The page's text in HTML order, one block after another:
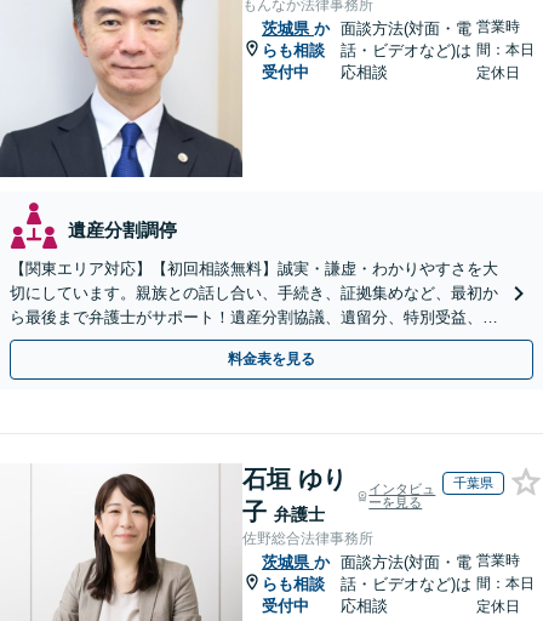
もんなか法律事務所
茨城県 か
らも相談
受付中
面談方法(対面・電
話・ビデオなど)は
応相談
営業時
間：本日
定休日
遺産分割調停
【関東エリア対応】【初回相談無料】誠実・謙虚・わかりやすさを大
切にしています。親族との話し合い、手続き、証拠集めなど、最初か
ら最後まで弁護士がサポート！遺産分割協議、遺留分、特別受益、使
い込み、相続放棄など、お任せ【弁護士歴15年以上】
料金表を見る
石垣 ゆり
子 弁護士
インタビュ
ーを見る
千葉県
佐野総合法律事務所
茨城県 か
らも相談
受付中
面談方法(対面・電
話・ビデオなど)は
応相談
営業時
間：本日
定休日